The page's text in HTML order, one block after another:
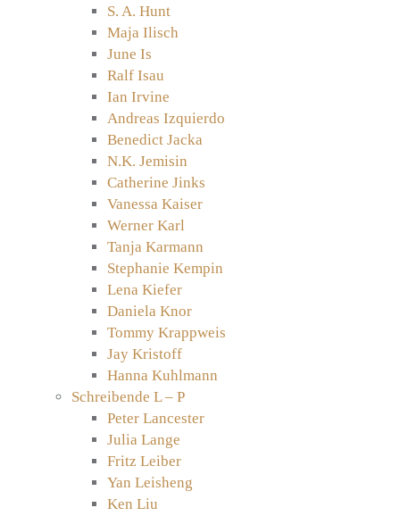
S. A. Hunt
Maja Ilisch
June Is
Ralf Isau
Ian Irvine
Andreas Izquierdo
Benedict Jacka
N.K. Jemisin
Catherine Jinks
Vanessa Kaiser
Werner Karl
Tanja Karmann
Stephanie Kempin
Lena Kiefer
Daniela Knor
Tommy Krappweis
Jay Kristoff
Hanna Kuhlmann
Schreibende L – P
Peter Lancester
Julia Lange
Fritz Leiber
Yan Leisheng
Ken Liu